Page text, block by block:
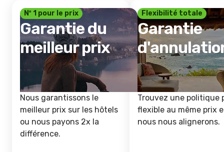
Nº 1 pour le prix
Garantie du
meilleur prix
Nous garantissons le
meilleur prix sur les hôtels
ou nous payons 2x la
différence.
Flexibilité totale
Garantie
Trouvez une politique
flexible au même prix
nous nous alignerons.